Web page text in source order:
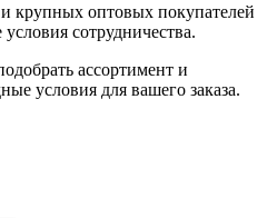
крупных оптовых покупателей
сотрудничества.
ассортимент и
условия для вашего заказа.